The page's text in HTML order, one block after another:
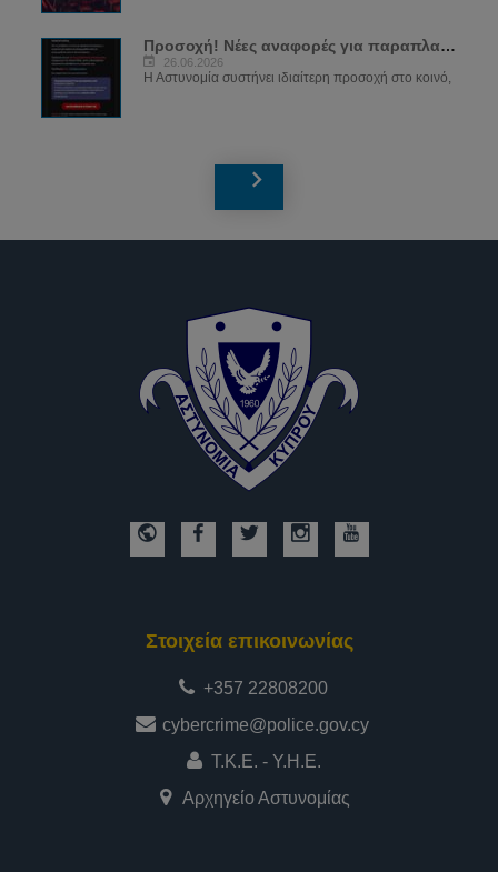
Προσοχή! Νέες αναφορές για παραπλανητικά...
26.06.2026
Η Αστυνομία συστήνει ιδιαίτερη προσοχή στο κοινό,
Στοιχεία επικοινωνίας
+357 22808200
cybercrime@police.gov.cy
Τ.Κ.Ε. - Υ.Η.Ε.
Αρχηγείο Αστυνομίας